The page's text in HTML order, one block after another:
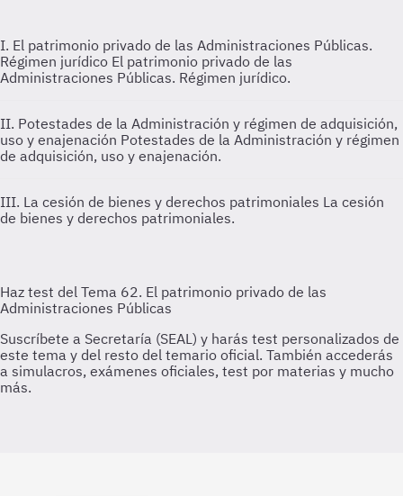
I. El patrimonio privado de las Administraciones Públicas.
Régimen jurídico El patrimonio privado de las
Administraciones Públicas. Régimen jurídico.
II. Potestades de la Administración y régimen de adquisición,
uso y enajenación Potestades de la Administración y régimen
de adquisición, uso y enajenación.
III. La cesión de bienes y derechos patrimoniales La cesión
de bienes y derechos patrimoniales.